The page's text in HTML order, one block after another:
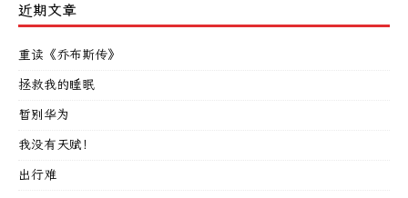
近期文章
重读《乔布斯传》
拯救我的睡眠
暂别华为
我没有天赋！
出行难